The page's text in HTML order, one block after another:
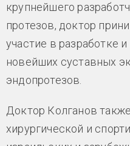
крупнейшего
протезов, доктор
участие в разработке
новейших суставных
эндопротезов.
Доктор Колганов
хирургической и